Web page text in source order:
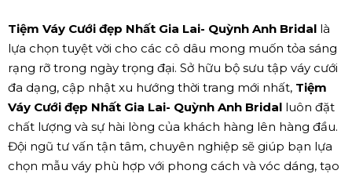
Tiệm Váy Cưới đẹp Nhất Gia Lai- Quỳnh Anh Bridal là
lựa chọn tuyệt vời cho các cô dâu mong muốn tỏa sáng
rạng rỡ trong ngày trọng đại. Sở hữu bộ sưu tập váy cưới
đa dạng, cập nhật xu hướng thời trang mới nhất, Tiệm
Váy Cưới đẹp Nhất Gia Lai- Quỳnh Anh Bridal luôn đặt
chất lượng và sự hài lòng của khách hàng lên hàng đầu.
Đội ngũ tư vấn tận tâm, chuyên nghiệp sẽ giúp bạn lựa
chọn mẫu váy phù hợp với phong cách và vóc dáng, tạo